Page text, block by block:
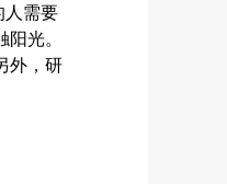
人需要
光。
外，研